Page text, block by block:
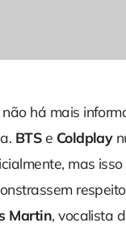
há mais
BTSe Coldplay
mas
Martin, vocalista